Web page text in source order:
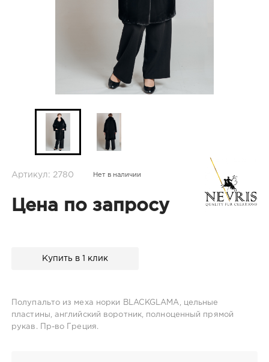
Артикул: 2780 Нет в наличии
Цена по запросу
Купить в 1 клик
Полупальто из меха норки BLACKGLAMA, цельные
пластины, английский воротник, полноценный прямой
рукав. Пр-во Греция.